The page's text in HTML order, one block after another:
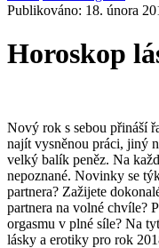
Publikováno: 18. února
Horoskop
Nový rok s sebou přináší
najít vysněnou práci, jiný
velký balík peněz. Na
nepoznané. Novinky se
partnera? Zažijete
partnera na volné chvíle?
orgasmu v plné síle? Na
lásky a erotiky pro rok